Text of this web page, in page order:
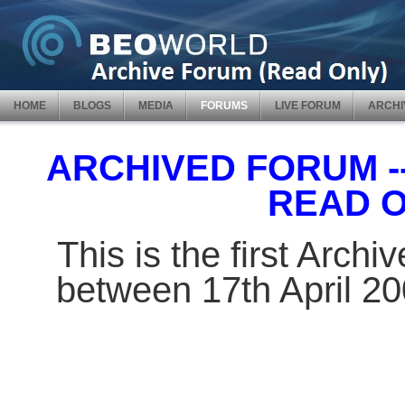
HOME BLOGS MEDIA FORUMS LIVE FORUM
ARCHIVED FORUM
READ
This is the first
between 17th April